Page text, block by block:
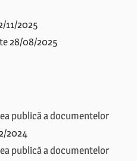
11/2025
28/08/2025
publică a documentelor
2024
publică a documentelor